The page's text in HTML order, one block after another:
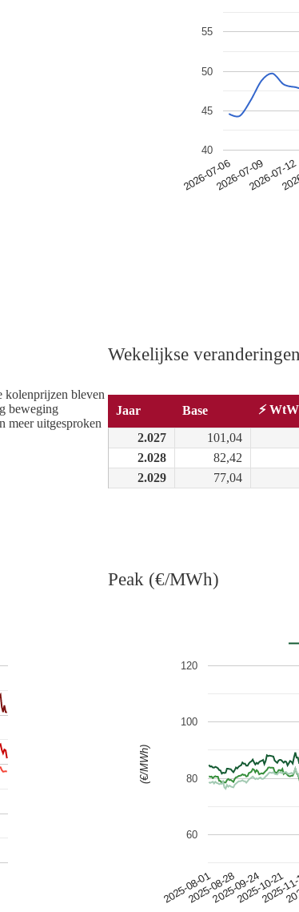
2026-07-062026-07-092026-07-12
40
45
50
55
kolenprijzen bleven
beweging
meer uitgesproken
Wekelijkse veranderingen
Jaar Base ⚡ WtW
2.027
101,04
2.028
82,42
2.029
77,04
Peak (€/MWh)
2025-08-01
2025-08-282025-09-242025-10-21
2025-
60
80
100
120
(€/MWh)